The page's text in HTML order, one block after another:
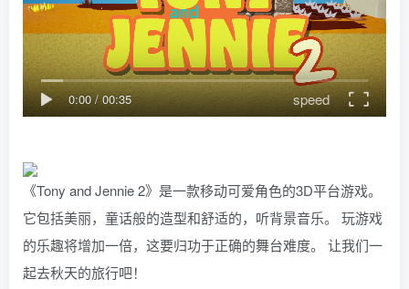
0:00/00:35 speed
《Tony and Jennie 2》是一款移动可爱角色的3D平台游戏。
它包括美丽，童话般的造型和舒适的，听背景音乐。 玩游戏
的乐趣将增加一倍，这要归功于正确的舞台难度。 让我们一
起去秋天的旅行吧！